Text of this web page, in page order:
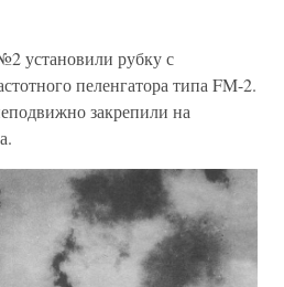
установили рубку с
пеленгатора типа FM-2.
закрепили на